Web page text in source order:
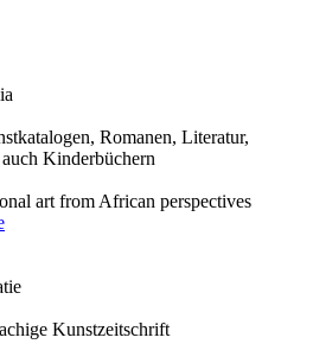
Romanen, Literatur,
Kinderbüchern
art from African perspectives
Kunstzeitschrift